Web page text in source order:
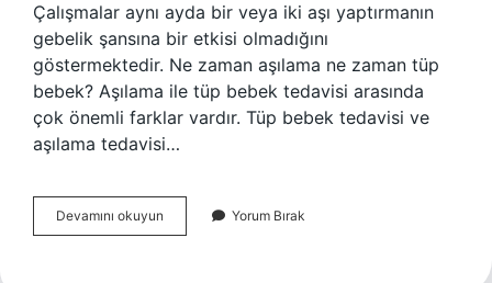
Çalışmalar aynı ayda bir veya iki aşı yaptırmanın
gebelik şansına bir etkisi olmadığını
göstermektedir. Ne zaman aşılama ne zaman tüp
bebek? Aşılama ile tüp bebek tedavisi arasında
çok önemli farklar vardır. Tüp bebek tedavisi ve
aşılama tedavisi…
Devamını okuyun
Aşılamadan
Yorum Bırak